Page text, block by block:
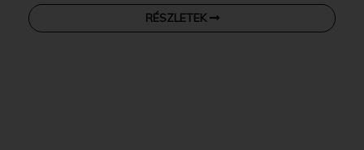
RÉSZLETEK